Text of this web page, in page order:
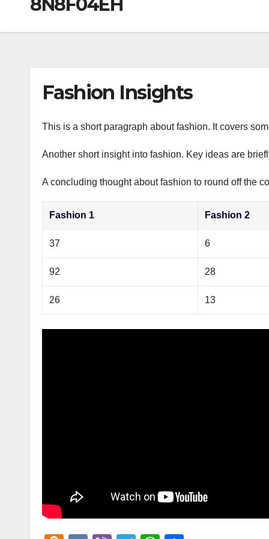
8N8F04EH
Fashion Insights
This is a short paragraph about fashion. It covers
Another short insight into fashion. Key ideas are
A concluding thought about fashion to round off the
Fashion 1 Fashion 2
37 6
92 28
26 13
m